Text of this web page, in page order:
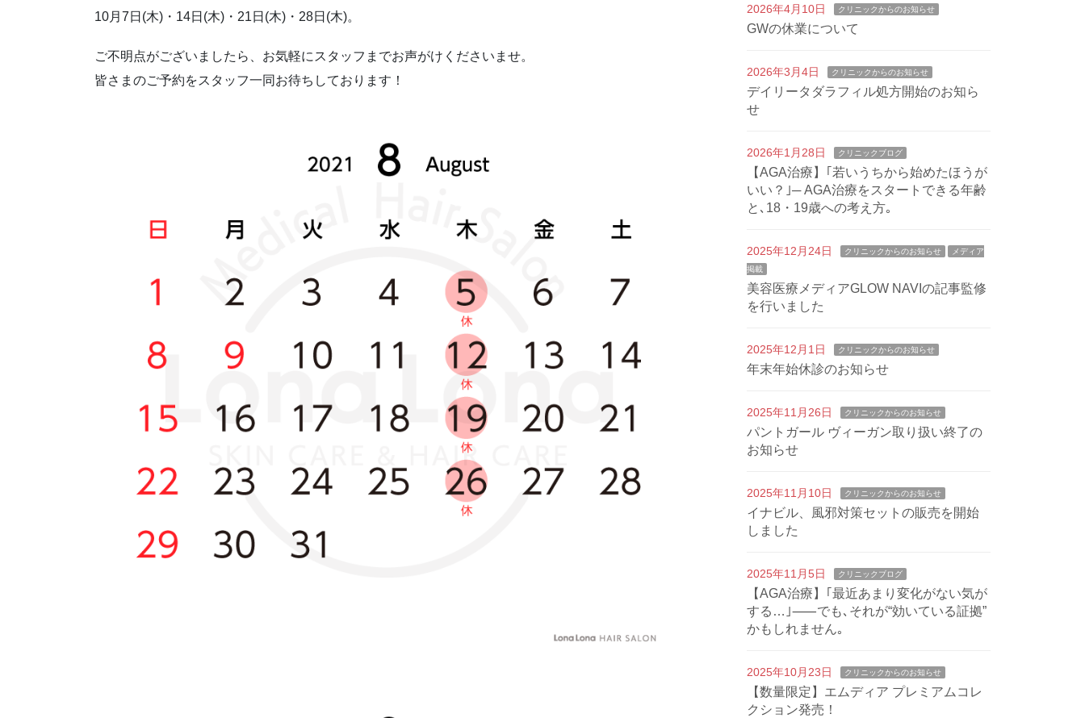
10月7日(木)・14日(木)・21日(木)・28日(木)。
ご不明点がございましたら、お気軽にスタッフまでお声がけくださいませ。
皆さまのご予約をスタッフ一同お待ちしております！
2026年4月10日 クリニックからのお知らせ
GWの休業について
2026年3月4日 クリニックからのお知らせ
デイリータダラフィル処方開始のお知ら
せ
2026年1月28日 クリニックブログ
【AGA治療】｢若いうちから始めたほうが
いい？｣─ AGA治療をスタートできる年齢
と､18・19歳への考え方｡
2025年12月24日 クリニックからのお知らせ
メディア
掲載
美容医療メディアGLOW NAVIの記事監修
を行いました
2025年12月1日 クリニックからのお知らせ
年末年始休診のお知らせ
2025年11月26日 クリニックからのお知らせ
パントガール ヴィーガン取り扱い終了の
お知らせ
2025年11月10日 クリニックからのお知らせ
イナビル、風邪対策セットの販売を開始
しました
2025年11月5日 クリニックブログ
【AGA治療】｢最近あまり変化がない気が
する…｣⸺でも､それが“効いている証拠”
かもしれません｡
2025年10月23日 クリニックからのお知らせ
【数量限定】エムディア プレミアムコレ
クション発売！